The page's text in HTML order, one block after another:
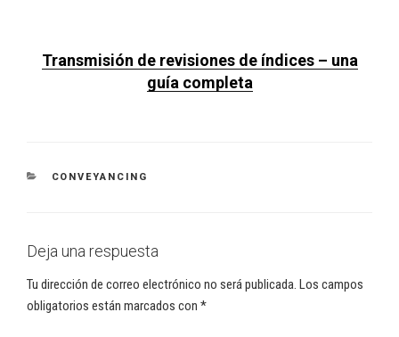
Transmisión de revisiones de índices – una
guía completa
CONVEYANCING
Deja una respuesta
Tu dirección de correo electrónico no será publicada. Los campos
obligatorios están marcados con *